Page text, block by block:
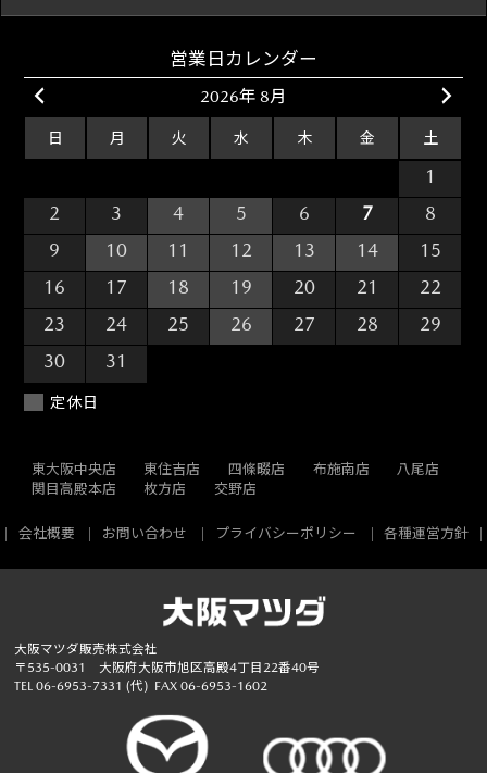
営業日カレンダー
2026年 8月
日 月 火 水 木 金 土
1
2
3 4 5 6 7
8
9
10 11 12 13 14
15
16
17 18 19 20 21
22
23
24 25 26 27 28
29
30
31
定休日
東大阪中央店 東住吉店 四條畷店 布施南店
八尾店
関目高殿本店
枚方店 交野店
会社概要 お問い合わせ プライバシーポリシー 各種運営方針
大阪マツダ販売株式会社
〒535-0031 大阪府大阪市旭区高殿4丁目22番40号
TEL 06-6953-7331 (代) FAX 06-6953-1602